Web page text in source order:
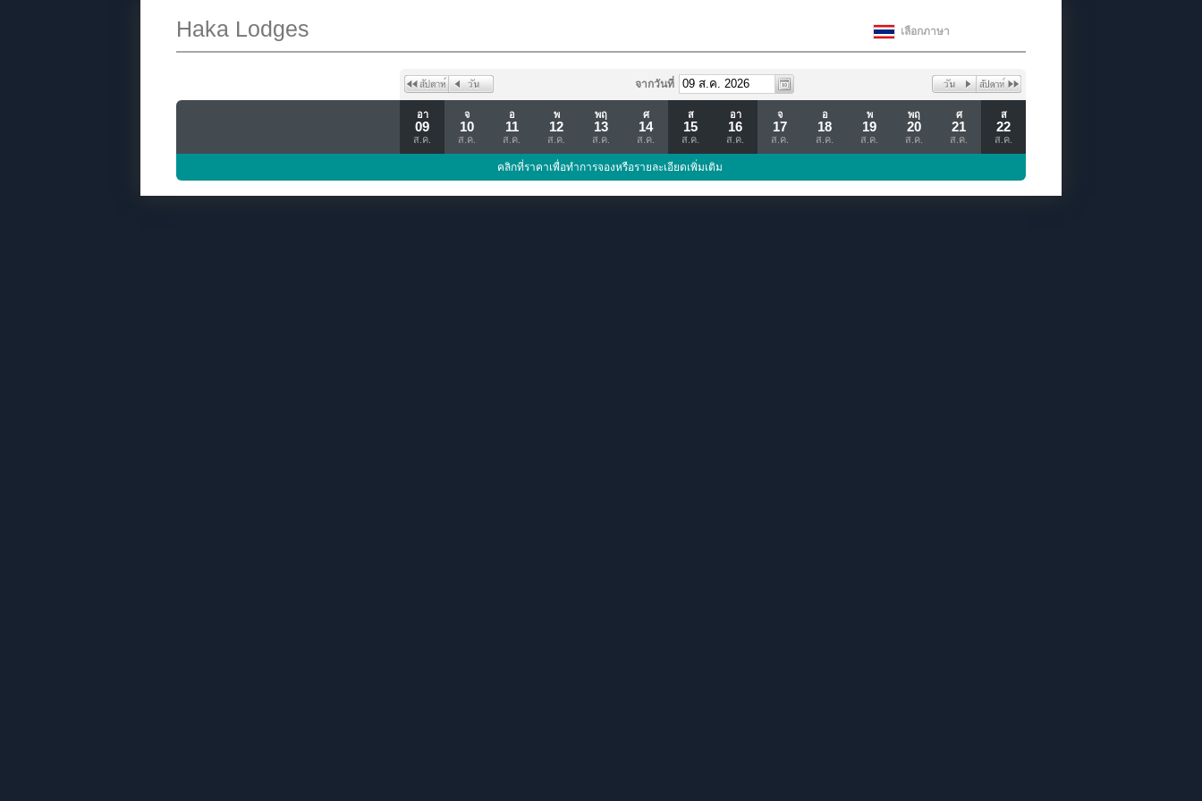
เลือกภาษา
Haka Lodges
จากวันที่
อา
09
ส.ค.
จ
10
ส.ค.
อ
11
ส.ค.
พ
12
ส.ค.
พฤ
13
ส.ค.
ศ
14
ส.ค.
ส
15
ส.ค.
อา
16
ส.ค.
จ
17
ส.ค.
อ
18
ส.ค.
พ
19
ส.ค.
พฤ
20
ส.ค.
ศ
21
ส.ค.
ส
22
ส.ค.
คลิกที่ราคาเพื่อทำการจองหรือรายละเอียดเพิ่มเติม